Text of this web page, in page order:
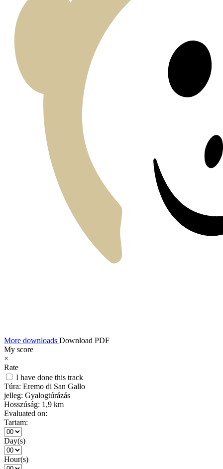
More downloads Download PDF
My score
×
Rate
I have done this track
Túra: Eremo di San Gallo
jelleg: Gyalogtúrázás
Hosszúság: 1,9 km
Evaluated on:
Tartam:
Day(s)
Hour(s)